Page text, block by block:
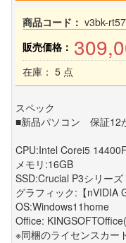
商品コード： v3bk-
販売価格：
在庫： 5 点
スペック
■新品パソコン 保証12
CPU:Intel Corei5 14400F
メモリ:16GB
SSD:Crucial P3シリー
グラフィック:【nVIDIA
OS:Windows11home
Office:
※同梱のライセンスカー